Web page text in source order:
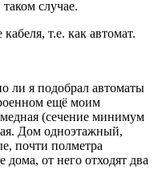
случае.
т.е. как автомат.
ли я подобрал автоматы
ещё моим
(сечение минимум
Дом одноэтажный,
почти полметра
от него отходят два